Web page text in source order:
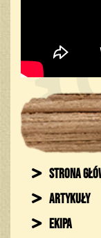
Strona
Artykuły
Ekipa